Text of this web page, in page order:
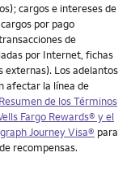
cargos e intereses de
por pago
de
por Internet, fichas
externas). Los adelantos
afectar la línea de
Resumen de los Términos
Fargo Rewards® y el
Journey Visa® para
recompensas.